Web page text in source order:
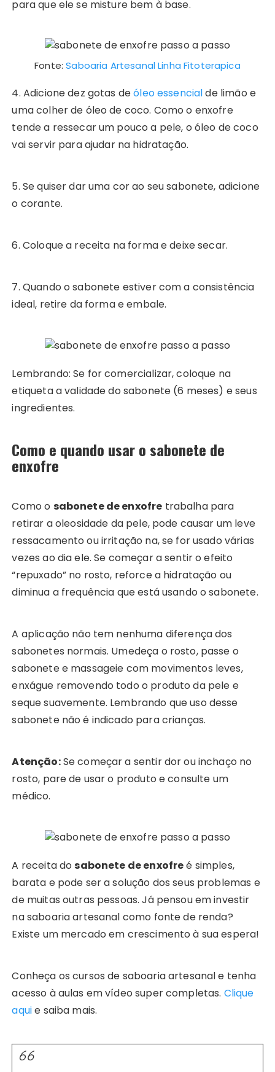
para que ele se misture bem à base.
Fonte:Saboaria Artesanal Linha Fitoterapica
4. Adicione dez gotas deóleo essencialde limão e
uma colher de óleo de coco. Como o enxofre
tende a ressecar um pouco a pele, o óleo de coco
vai servir para ajudar na hidratação.
5. Se quiser dar uma cor ao seu sabonete, adicione
o corante.
6. Coloque a receita na forma e deixe secar.
7. Quando o sabonete estiver com a consistência
ideal, retire da forma e embale.
Lembrando: Se for comercializar, coloque na
etiqueta a validade do sabonete (6 meses) e seus
ingredientes.
Como e quando usar o sabonete de
enxofre
Como o sabonete de enxofre trabalha para
retirar a oleosidade da pele, pode causar um leve
ressacamento ou irritação na, se for usado várias
vezes ao dia ele. Se começar a sentir o efeito
“repuxado” no rosto, reforce a hidratação ou
diminua a frequência que está usando o sabonete.
A aplicação não tem nenhuma diferença dos
sabonetes normais. Umedeça o rosto, passe o
sabonete e massageie com movimentos leves,
enxágue removendo todo o produto da pele e
seque suavemente. Lembrando que uso desse
sabonete não é indicado para crianças.
Atenção:Se começar a sentir dor ou inchaço no
rosto, pare de usar o produto e consulte um
médico.
A receita dosabonete de enxofreé simples,
barata e pode ser a solução dos seus problemas e
de muitas outras pessoas. Já pensou em investir
na saboaria artesanal como fonte de renda?
Existe um mercado em crescimento à sua espera!
Conheça os cursos de saboaria artesanal e tenha
acesso à aulas em vídeo super completas. Clique
aquie saiba mais.